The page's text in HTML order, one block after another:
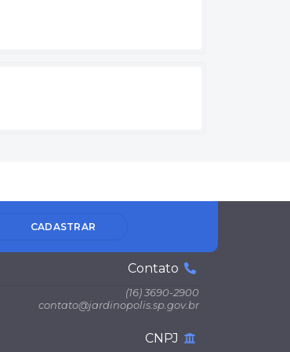
CADASTRAR
Contato
(16) 3690-2900
contato@jardinopolis.sp.gov.br
CNPJ